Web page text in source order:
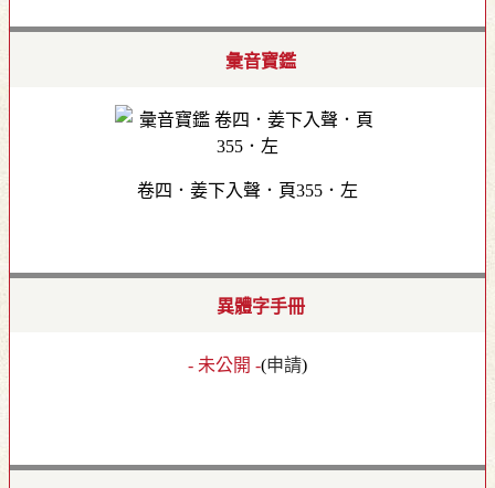
彙音寶鑑
卷四．姜下入聲．頁355．左
異體字手冊
- 未公開 -(申請)